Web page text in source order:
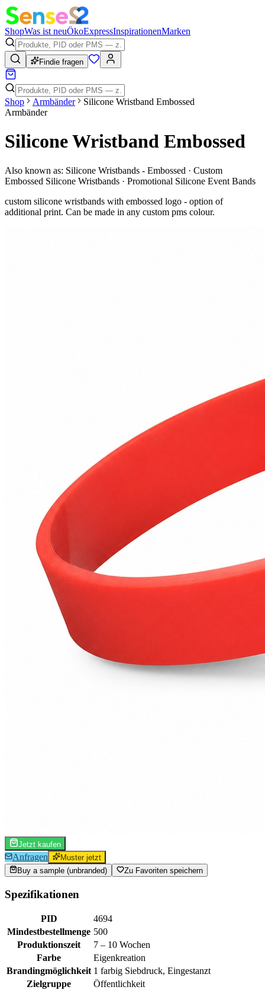
ShopWas ist neuÖkoExpressInspirationenMarken
Findie fragen
Shop Armbänder
Silicone Wristband Embossed
Armbänder
Silicone Wristband Embossed
Also known as: Silicone Wristbands - Embossed · Custom
Embossed Silicone Wristbands · Promotional Silicone Event Bands
custom silicone wristbands with embossed logo - option of
additional print. Can be made in any custom pms colour.
Jetzt kaufen
Anfragen
Muster jetzt
Buy a sample (unbranded)
Zu Favoriten speichern
Spezifikationen
PID
4694
Mindestbestellmenge 500
Produktionszeit
7 – 10 Wochen
Farbe
Eigenkreation
Brandingmöglichkeit 1 farbig Siebdruck, Eingestanzt
Zielgruppe
Öffentlichkeit